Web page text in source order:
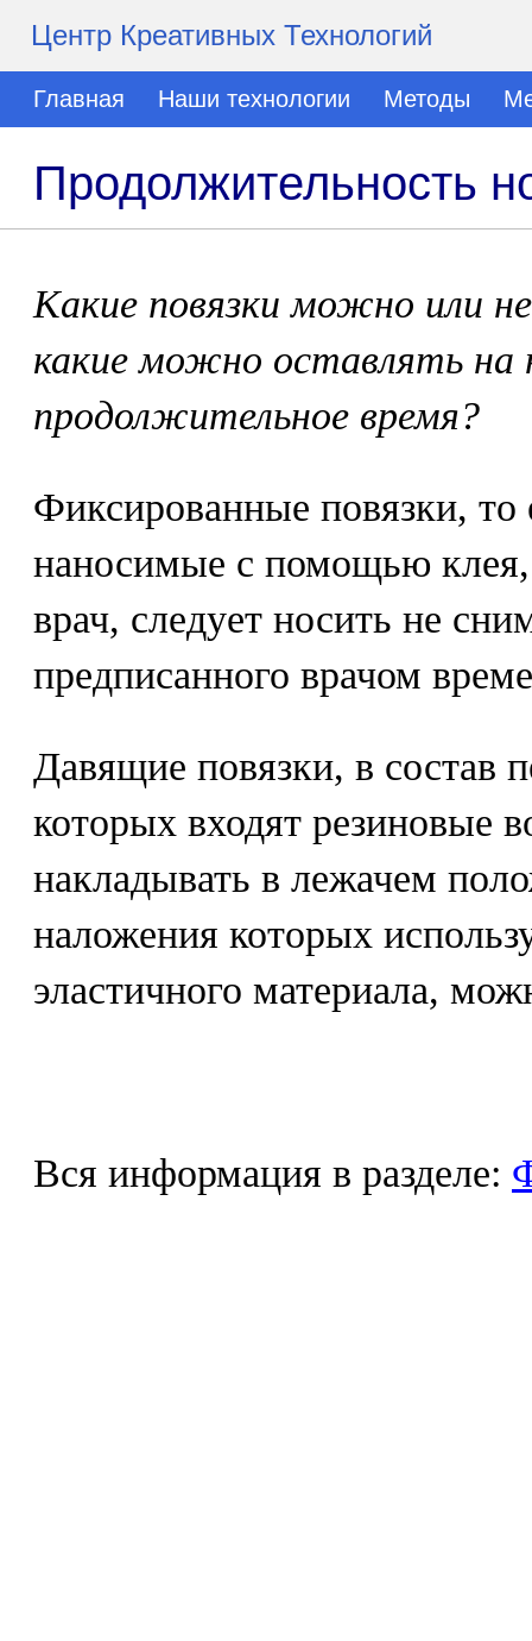
Центр Креативных Технологий
Главная Наши технологии Методы
Продолжительность
Какие повязки можно или
какие можно оставлять на
продолжительное время?
Фиксированные повязки, то
наносимые с помощью клея,
врач, следует носить не
предписанного врачом
Давящие повязки, в состав
которых входят резиновые
накладывать в лежачем
наложения которых
эластичного материала,
Вся информация в разделе: